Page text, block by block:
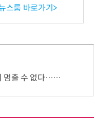
수여
스룸 바로가기>
미요리 닭갈비' 한 끼 실험